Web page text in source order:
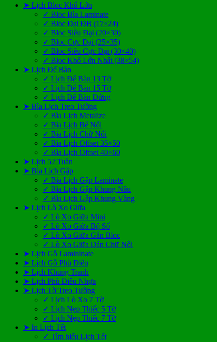
➤ Lịch Bloc Khổ Lớn
✓ Bloc Bìa Laminate
✓ Bloc Đại ĐB (17×24)
✓ Bloc Siêu Đại (20×30)
✓ Bloc Cực Đại (25×35)
✓ Bloc Siêu Cực Đại (30×40)
✓ Bloc Khổ Lớn Nhất (38×54)
➤ Lịch Để Bàn
✓ Lịch Để Bàn 13 Tờ
✓ Lịch Để Bàn 15 Tờ
✓ Lịch Để Bàn Đứng
➤ Bìa Lịch Treo Tường
✓ Bìa Lịch Metalize
✓ Bìa Lịch Bế Nổi
✓ Bìa Lịch Chữ Nổi
✓ Bìa Lịch Offset 35×50
✓ Bìa Lịch Offset 40×60
➤ Lịch 52 Tuần
➤ Bìa Lịch Gập
✓ Bìa Lịch Gập Laminate
✓ Bìa Lịch Gập Khung Nâu
✓ Bìa Lịch Gập Khung Vàng
➤ Lịch Lò Xo Giữa
✓ Lò Xo Giữa Mini
✓ Lò Xo Giữa Bộ Số
✓ Lò Xo Giữa Gắn Bloc
✓ Lò Xo Giữa Dán Chữ Nổi
➤ Lịch Gỗ Lamininate
➤ Lịch Gỗ Phù Điêu
➤ Lịch Khung Tranh
➤ Lịch Phù Điêu Nhựa
➤ Lịch Tờ Treo Tường
✓ Lịch Lò Xo 7 Tờ
✓ Lịch Nẹp Thiếc 5 Tờ
✓ Lịch Nẹp Thiếc 7 Tờ
➤ In Lịch Tết
✓ Tìm hiểu Lịch Tết